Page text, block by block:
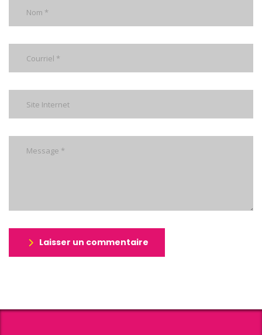
Laisser un commentaire